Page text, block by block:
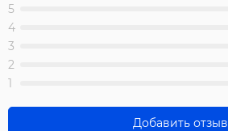
5
4
3
2
1
Добавить отзыв